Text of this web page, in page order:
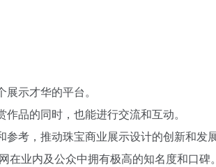
示才华的平台。
品的同时，也能进行交流和互动。
考，推动珠宝商业展示设计的创新和发展
业内及公众中拥有极高的知名度和口碑。